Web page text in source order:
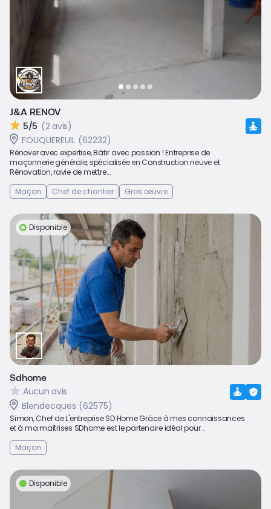
J&A RENOV
5/5 (2 avis)
FOUQUEREUIL (62232)
Rénover avec expertise, Bâtir avec passion ! Entreprise de
maçonnerie générale, spécialisée en Construction neuve et
Rénovation, ravie de mettre...
Maçon
Chef de chantier Gros œuvre
Disponible
Sdhome
Aucun avis
Blendecques (62575)
Simon, Chef de L'entreprise SD Home Grâce à mes connaissances
et à ma maîtrises SDhome est le partenaire idéal pour...
Maçon
Disponible